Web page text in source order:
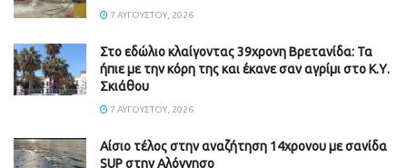
7 ΑΥΓΟΎΣΤΟΥ, 2026
Στο εδώλιο κλαίγοντας 39χρονη Βρετανίδα: Τα
ήπιε με την κόρη της και έκανε σαν αγρίμι στο Κ.Υ.
Σκιάθου
7 ΑΥΓΟΎΣΤΟΥ, 2026
Αίσιο τέλος στην αναζήτηση 14χρονου με σανίδα
SUP στην Αλόννησο